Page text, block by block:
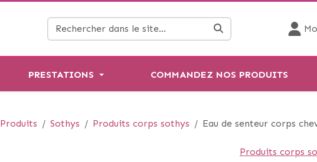
PRESTATIONS COMMANDEZ NOS PRODUITS
Produits Sothys Produits corps sothys Eau de senteur corps
Produits corps